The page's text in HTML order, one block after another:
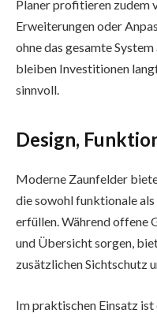
Planer profitieren zudem
Erweiterungen oder
ohne das gesamte
bleiben Investitionen
sinnvoll.
Design,
Moderne Zaunfelder
die sowohl funktionale
erfüllen. Während offene
und Übersicht sorgen,
zusätzlichen Sichtschutz
Im praktischen Einsatz